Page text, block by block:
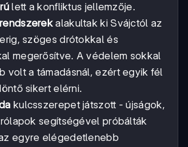
lett a konfliktus jellemzője.
alakultak ki Svájctól az
szöges drótokkal és
megerősítve. A védelem sokkal
volt a támadásnál, ezért egyik fél
sikert elérni.
kulcsszerepet játszott - újságok,
segítségével próbálták
egyre elégedetlenebb